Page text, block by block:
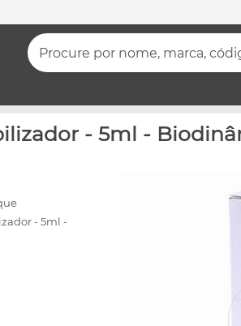
Procure por nome, marca,
- 5ml -
- 5ml -